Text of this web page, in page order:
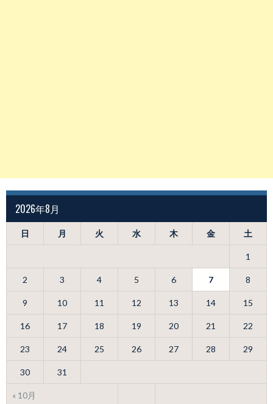
2026年8月
日 月 火 水 木 金 土
« 10月
1
2 3 4 5 6 7 8
9 10 11 12 13 14 15
16 17 18 19 20 21 22
23 24 25 26 27 28 29
30 31